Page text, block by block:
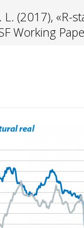
L. (2017), «R-
Working